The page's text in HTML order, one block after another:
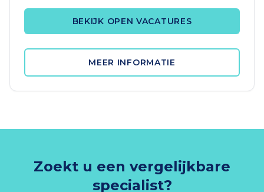
BEKIJK OPEN VACATURES
MEER INFORMATIE
Zoekt u een vergelijkbare
specialist?